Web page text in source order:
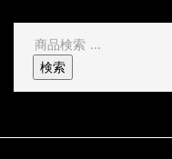
検
索
結
検索